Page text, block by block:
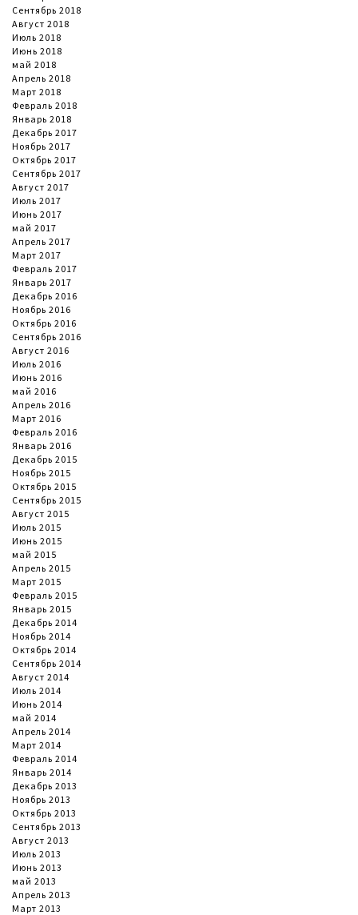
Сентябрь 2018
Август 2018
Июль 2018
Июнь 2018
май 2018
Апрель 2018
Март 2018
Февраль 2018
Январь 2018
Декабрь 2017
Ноябрь 2017
Октябрь 2017
Сентябрь 2017
Август 2017
Июль 2017
Июнь 2017
май 2017
Апрель 2017
Март 2017
Февраль 2017
Январь 2017
Декабрь 2016
Ноябрь 2016
Октябрь 2016
Сентябрь 2016
Август 2016
Июль 2016
Июнь 2016
май 2016
Апрель 2016
Март 2016
Февраль 2016
Январь 2016
Декабрь 2015
Ноябрь 2015
Октябрь 2015
Сентябрь 2015
Август 2015
Июль 2015
Июнь 2015
май 2015
Апрель 2015
Март 2015
Февраль 2015
Январь 2015
Декабрь 2014
Ноябрь 2014
Октябрь 2014
Сентябрь 2014
Август 2014
Июль 2014
Июнь 2014
май 2014
Апрель 2014
Март 2014
Февраль 2014
Январь 2014
Декабрь 2013
Ноябрь 2013
Октябрь 2013
Сентябрь 2013
Август 2013
Июль 2013
Июнь 2013
май 2013
Апрель 2013
Март 2013